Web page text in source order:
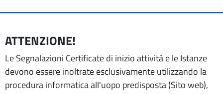
ATTENZIONE!
Le Segnalazioni Certificate di inizio attività e le Istanze
devono essere inoltrate esclusivamente utilizzando la
procedura informatica all'uopo predisposta (Sito web),